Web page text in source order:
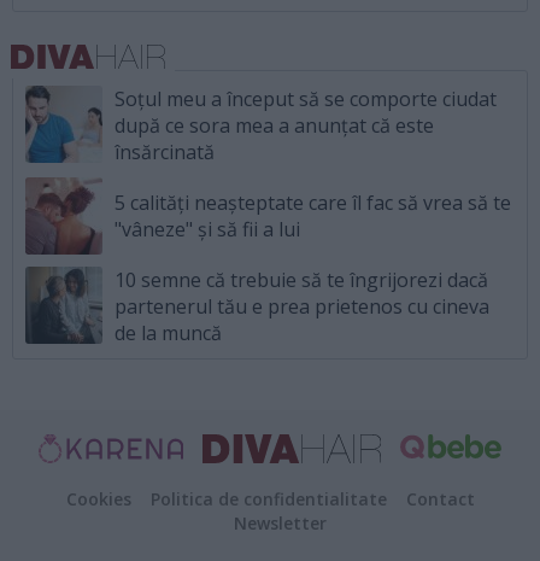
Soțul meu a început să se comporte ciudat
după ce sora mea a anunțat că este
însărcinată
5 calități neașteptate care îl fac să vrea să te
"vâneze" și să fii a lui
10 semne că trebuie să te îngrijorezi dacă
partenerul tău e prea prietenos cu cineva
de la muncă
Cookies Politica de confidentialitate
Contact
Newsletter